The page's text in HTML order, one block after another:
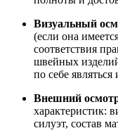
Визуальный
(если она
соответствия
швейных
по себе
Внешний
характеристик:
силуэт, состав